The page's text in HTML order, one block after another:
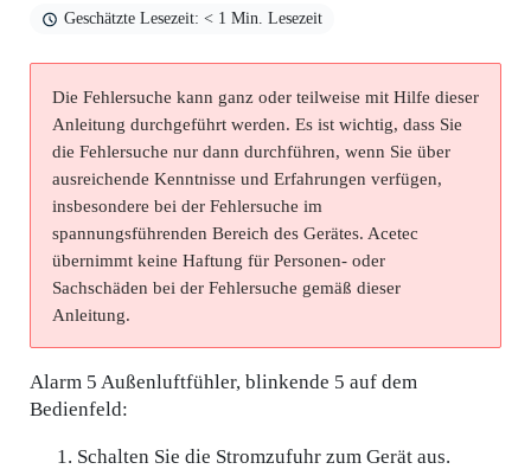
Geschätzte Lesezeit: < 1 Min. Lesezeit
Die Fehlersuche kann ganz oder teilweise mit Hilfe dieser
Anleitung durchgeführt werden. Es ist wichtig, dass Sie
die Fehlersuche nur dann durchführen, wenn Sie über
ausreichende Kenntnisse und Erfahrungen verfügen,
insbesondere bei der Fehlersuche im
spannungsführenden Bereich des Gerätes. Acetec
übernimmt keine Haftung für Personen- oder
Sachschäden bei der Fehlersuche gemäß dieser
Anleitung.
Alarm 5 Außenluftfühler, blinkende 5 auf dem
Bedienfeld:
Schalten Sie die Stromzufuhr zum Gerät aus.